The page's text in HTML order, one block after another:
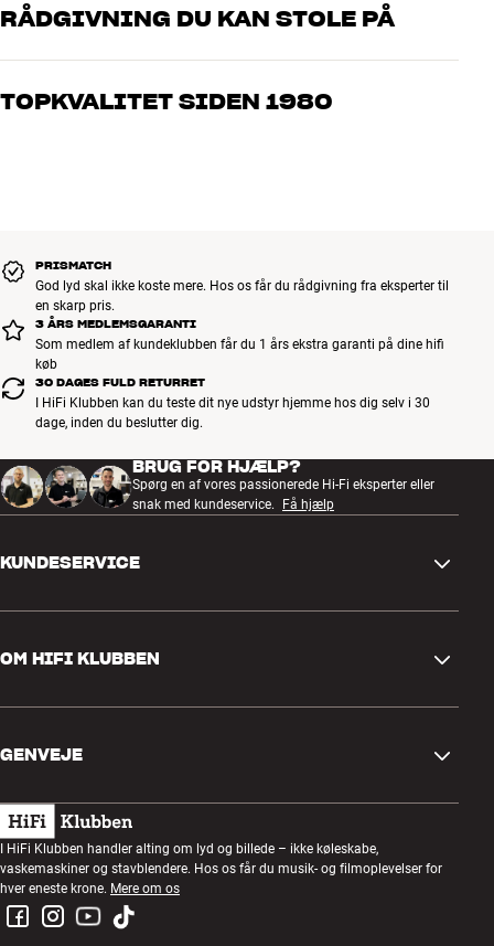
RÅDGIVNING DU KAN STOLE PÅ
Vores medarbejdere er ægte entusiaster, som kender produkterne
os, hvad du drømmer om – så finder vi den løsning, der passer
TOPKVALITET SIDEN 1980
PRISMATCH
God lyd skal ikke koste mere. Hos os får du rådgivning fra eksperter til
en skarp pris.
3 ÅRS MEDLEMSGARANTI
Som medlem af kundeklubben får du 1 års ekstra garanti på dine hifi
køb
30 DAGES FULD RETURRET
I HiFi Klubben kan du teste dit nye udstyr hjemme hos dig selv i 30
dage, inden du beslutter dig.
BRUG FOR HJÆLP?
Spørg en af vores passionerede Hi-Fi eksperter eller
snak med kundeservice.
Få hjælp
KUNDESERVICE
Spørgsmål og svar
Retur og reklamation
Fortryd ordre
Handelsbetingelser
Privatlivspolitik
OM HIFI KLUBBEN
Om os
Kundeklub
Lytteaften
Konkurrencer
Job i HiFi Klubben
GENVEJE
Gavekort
Byg med lyd
Montering og installation
I HiFi Klubben handler alting om lyd og billede – ikke køleskabe,
vaskemaskiner og stavblendere. Hos os får du musik- og filmoplevelser for
hver eneste krone. Mere om os